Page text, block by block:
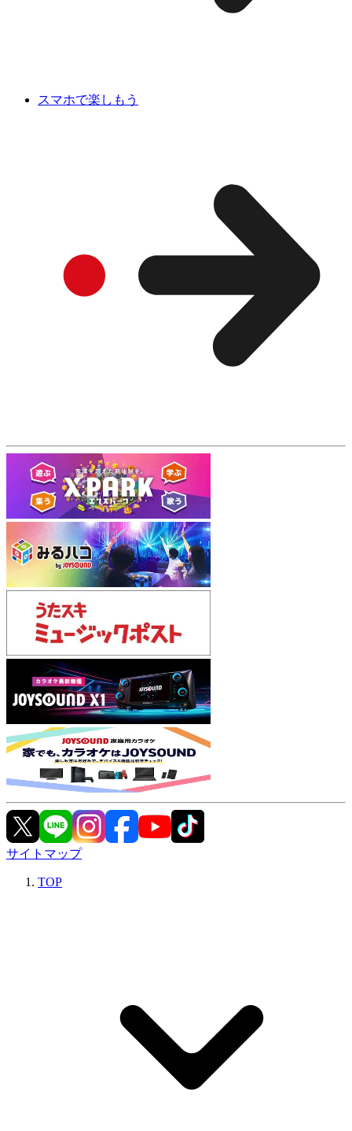
スマホで楽しもう
サイトマップ
TOP